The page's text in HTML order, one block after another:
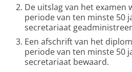
De uitslag van het examen
periode van ten minste 50
secretariaat
Een afschrift van het
periode van ten minste 50
secretariaat bewaard.